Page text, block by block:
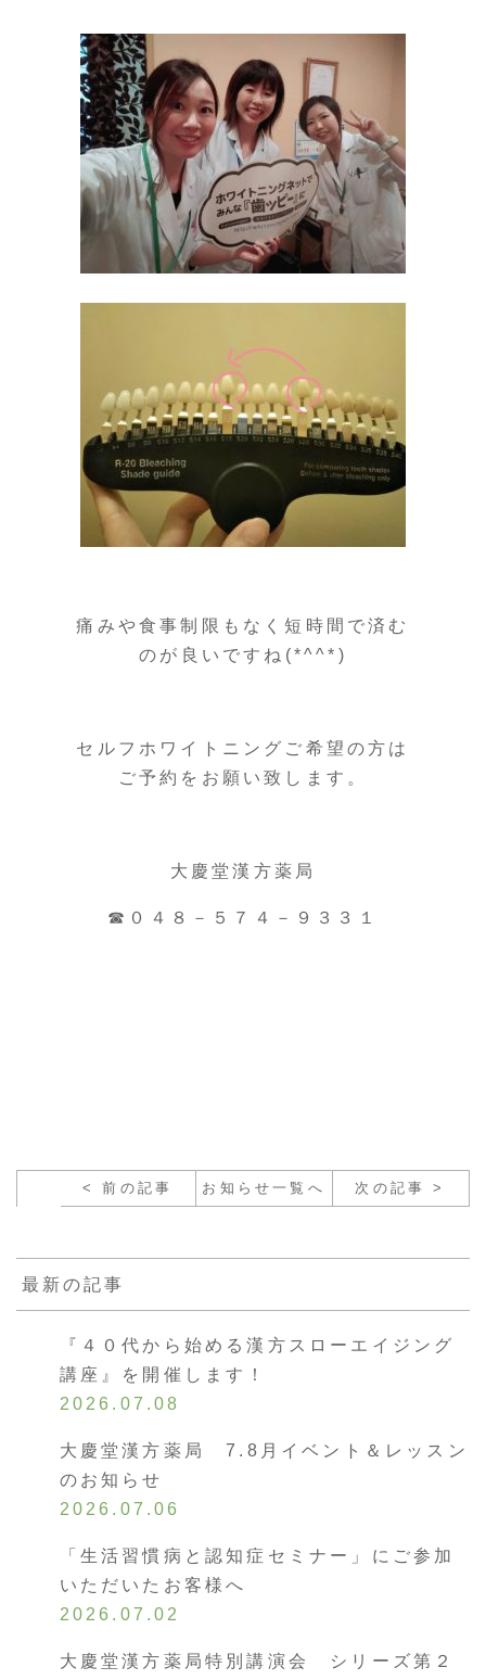
痛みや食事制限もなく短時間で済む
のが良いですね(*^^*)
セルフホワイトニングご希望の方は
ご予約をお願い致します。
大慶堂漢方薬局
☎０４８－５７４－９３３１
< 前の記事 お知らせ一覧へ 次の記事 >
最新の記事
『４０代から始める漢方スローエイジング
講座』を開催します！
2026.07.08
大慶堂漢方薬局 7.8月イベント＆レッスン
のお知らせ
2026.07.06
「生活習慣病と認知症セミナー」にご参加
いただいたお客様へ
2026.07.02
大慶堂漢方薬局特別講演会 シリーズ第２